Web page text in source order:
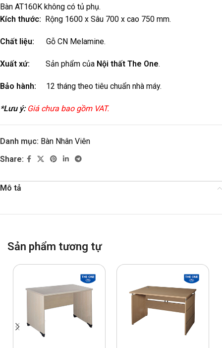
Bàn AT160K không có tủ phụ.
Kích thước:
Rộng 1600 x Sâu 700 x cao 750 mm.
Chất liệu: Gỗ CN Melamine.
Xuất xứ: Sản phẩm của Nội thất The One.
Bảo hành: 12 tháng theo tiêu chuẩn nhà máy.
*Lưu ý: Giá chưa bao gồm VAT.
Danh mục: Bàn Nhân Viên
Share:
Mô tả
Sản phẩm tương tự